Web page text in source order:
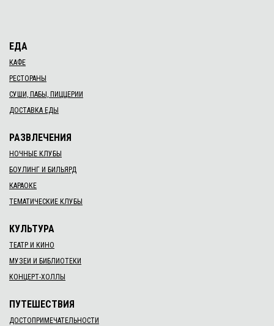
ЕДА
КАФЕ
РЕСТОРАНЫ
СУШИ, ПАБЫ, ПИЦЦЕРИИ
ДОСТАВКА ЕДЫ
РАЗВЛЕЧЕНИЯ
НОЧНЫЕ КЛУБЫ
БОУЛИНГ И БИЛЬЯРД
КАРАОКЕ
ТЕМАТИЧЕСКИЕ КЛУБЫ
КУЛЬТУРА
ТЕАТР И КИНО
МУЗЕИ И БИБЛИОТЕКИ
КОНЦЕРТ-ХОЛЛЫ
ПУТЕШЕСТВИЯ
ДОСТОПРИМЕЧАТЕЛЬНОСТИ